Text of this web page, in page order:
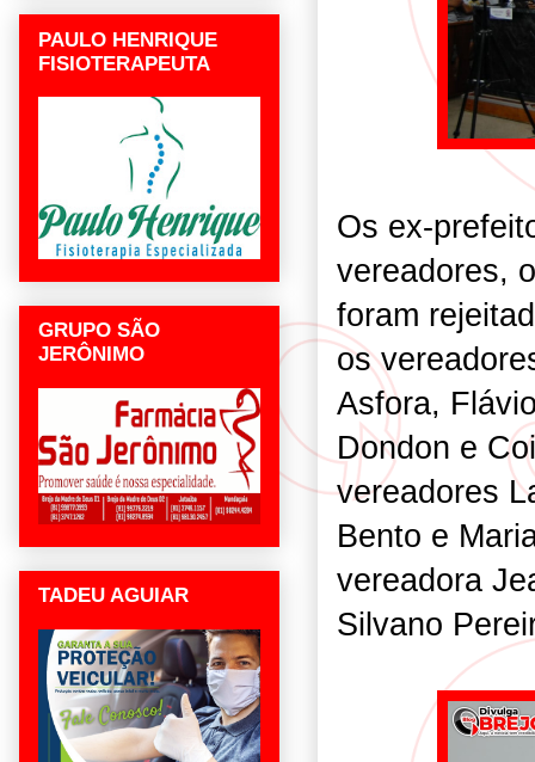
Os ex-
vereadores,
foram
os
Asfora,
Dondon e
vereadores
Bento e
vereadora
Silvano
PAULO HENRIQUE
FISIOTERAPEUTA
GRUPO SÃO
JERÔNIMO
TADEU AGUIAR